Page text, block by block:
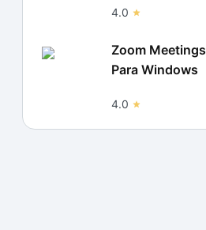
4.0
Zoom Meetings
Para Windows
4.0